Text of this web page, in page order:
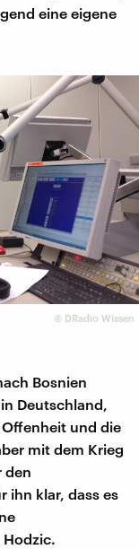
eine eigene
© DRadio Wissen
Bosnien
Deutschland,
und die
mit dem Krieg
den
ihn klar, dass es
Hodzic.